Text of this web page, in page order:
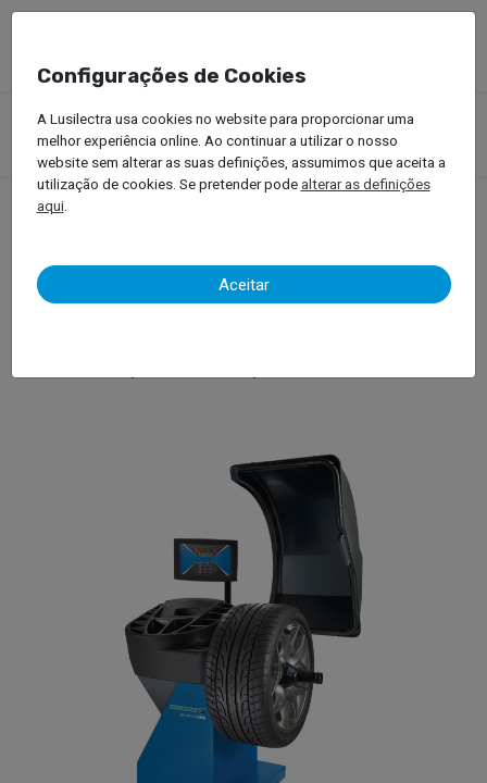
Produtos Equipamentos Oficinais
Serviço de Pneus
Veículos Ligeiros
Máquina de Equilibrar Rodas
Hofmann – Geodyna 7500P
Hofmann – Geodyna
7500P
Configurações de Cookies
A Lusilectra usa cookies no website para proporcionar uma
melhor experiência online. Ao continuar a utilizar o nosso
website sem alterar as suas definições, assumimos que aceita a
utilização de cookies. Se pretender podealterar as definições
aqui.
Aceitar